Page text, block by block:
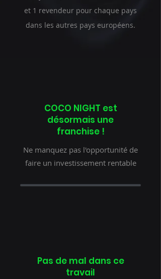
et 1 revendeur pour chaque pays
dans les autres pays européens.
COCO NIGHT est
désormais une
franchise !
Ne manquez pas l'opportunité de
faire un investissement rentable
Pas de mal dans ce
travail